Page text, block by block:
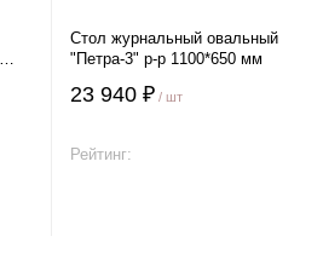
Стол журнальный овальный
"Петра-3" р-р 1100*650 мм
23 940 ₽ / шт
Рейтинг: